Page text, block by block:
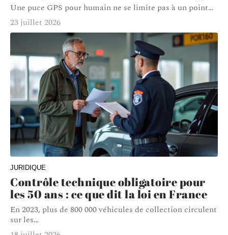
Une puce GPS pour humain ne se limite pas à un point…
23 juillet 2026
JURIDIQUE
Contrôle technique obligatoire pour
les 50 ans : ce que dit la loi en France
En 2023, plus de 800 000 véhicules de collection circulent
sur les…